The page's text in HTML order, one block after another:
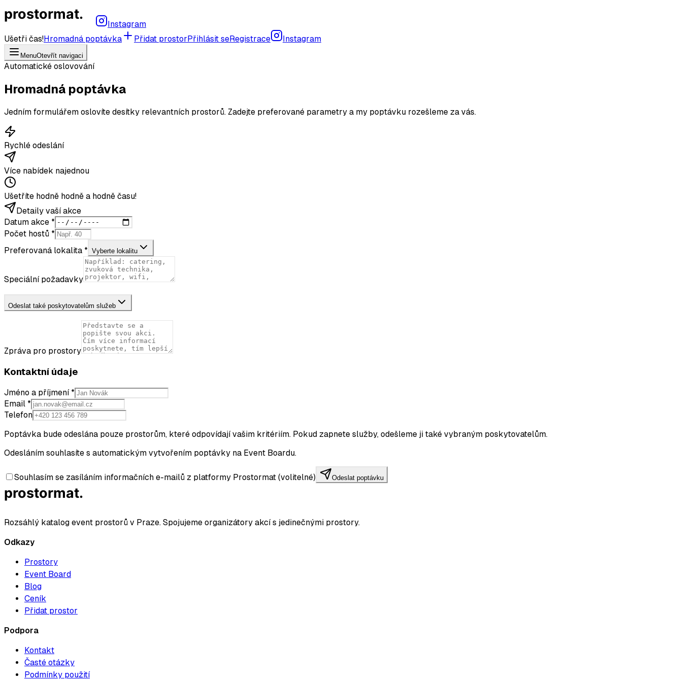
prostormat.
Instagram
Ušetři čas!Hromadná poptávka Přidat prostorPřihlásit seRegistrace Instagram
MenuOtevřít navigaci
Automatické oslovování
Hromadná poptávka
Jedním formulářem oslovíte desítky relevantních prostorů. Zadejte preferované parametry a my poptávku rozešleme za vás.
Rychlé odeslání
Více nabídek najednou
Ušetříte hodně hodně a hodně času!
Detaily vaší akce
Datum akce *
Počet hostů *
Preferovaná lokalita * Vyberte lokalitu
Speciální požadavky
Odeslat také poskytovatelům služeb
Zpráva pro prostory
Kontaktní údaje
Jméno a příjmení *
Email *
Telefon
Poptávka bude odeslána pouze prostorům, které odpovídají vašim kritériím. Pokud zapnete služby, odešleme ji také vybraným poskytovatelům.
Odesláním souhlasíte s automatickým vytvořením poptávky na Event Boardu.
Souhlasím se zasíláním informačních e-mailů z platformy Prostormat (volitelné) Odeslat poptávku
prostormat.
Rozsáhlý katalog event prostorů v Praze. Spojujeme organizátory akcí s jedinečnými prostory.
Odkazy
Prostory
Event Board
Blog
Ceník
Přidat prostor
Podpora
Kontakt
Časté otázky
Podmínky použití